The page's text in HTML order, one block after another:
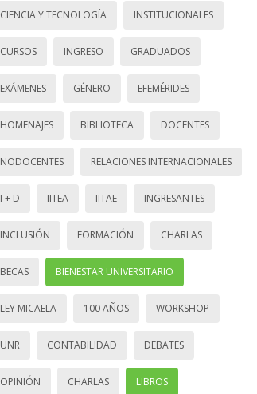
CIENCIA Y TECNOLOGÍA INSTITUCIONALES
CURSOS INGRESO GRADUADOS
EXÁMENES GÉNERO EFEMÉRIDES
HOMENAJES BIBLIOTECA DOCENTES
NODOCENTES RELACIONES INTERNACIONALES
I + D IITEA IITAE INGRESANTES
INCLUSIÓN FORMACIÓN CHARLAS
BECAS BIENESTAR UNIVERSITARIO
LEY MICAELA 100 AÑOS WORKSHOP
UNR CONTABILIDAD DEBATES
OPINIÓN CHARLAS LIBROS